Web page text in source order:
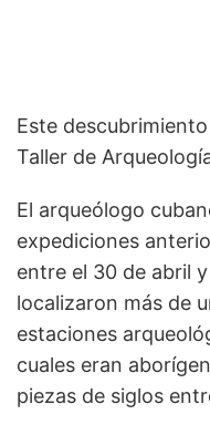
Este
Taller de
El arqueólogo
expediciones
entre el 30 de abril
localizaron más de
estaciones
cuales eran
piezas de siglos